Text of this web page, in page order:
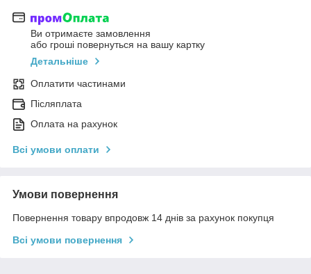
Ви отримаєте замовлення
або гроші повернуться на вашу картку
Детальніше
Оплатити частинами
Післяплата
Оплата на рахунок
Всі умови оплати
Умови повернення
Повернення товару впродовж 14 днів за рахунок покупця
Всі умови повернення